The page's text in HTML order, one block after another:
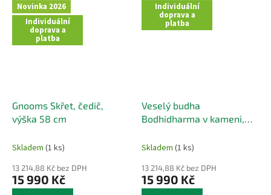
Novinka 2026
Individuální
doprava a
platba
Gnooms Skřet, čedič,
výška 58 cm
Skladem (1 ks)
13 214,88 Kč bez DPH
15 990 Kč
Individuální
doprava a
platba
Veselý budha
Bodhidharma v kameni,
Skladem (1 ks)
13 214,88 Kč bez DPH
15 990 Kč